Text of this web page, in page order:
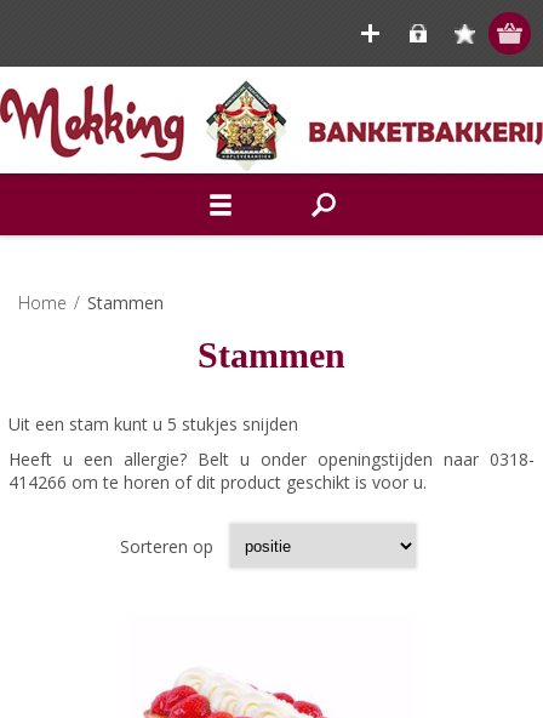
Home / Stammen
Stammen
Uit een stam kunt u 5 stukjes snijden
Heeft u een allergie? Belt u onder openingstijden naar 0318-
414266 om te horen of dit product geschikt is voor u.
Sorteren op